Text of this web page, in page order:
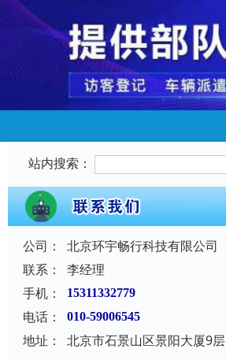
站内搜索：
公司：
北京环宇畅行科技有限公司
联系：
李经理
手机：
15311332779
电话： 010-59006545
地址：
北京市石景山区景阳大厦9层